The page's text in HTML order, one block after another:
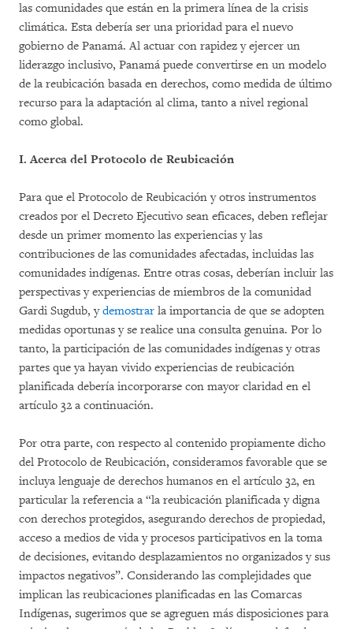
las comunidades que están en la primera línea de la crisis
climática. Esta debería ser una prioridad para el nuevo
gobierno de Panamá. Al actuar con rapidez y ejercer un
liderazgo inclusivo, Panamá puede convertirse en un modelo
de la reubicación basada en derechos, como medida de último
recurso para la adaptación al clima, tanto a nivel regional
como global.
I. Acerca del Protocolo de Reubicación
Para que el Protocolo de Reubicación y otros instrumentos
creados por el Decreto Ejecutivo sean eficaces, deben reflejar
desde un primer momento las experiencias y las
contribuciones de las comunidades afectadas, incluidas las
comunidades indígenas. Entre otras cosas, deberían incluir las
perspectivas y experiencias de miembros de la comunidad
Gardi Sugdub, ydemostrar la importancia de que se adopten
medidas oportunas y se realice una consulta genuina. Por lo
tanto, la participación de las comunidades indígenas y otras
partes que ya hayan vivido experiencias de reubicación
planificada debería incorporarse con mayor claridad en el
artículo 32 a continuación.
Por otra parte, con respecto al contenido propiamente dicho
del Protocolo de Reubicación, consideramos favorable que se
incluya lenguaje de derechos humanos en el artículo 32, en
particular la referencia a “la reubicación planificada y digna
con derechos protegidos, asegurando derechos de propiedad,
acceso a medios de vida y procesos participativos en la toma
de decisiones, evitando desplazamientos no organizados y sus
impactos negativos”. Considerando las complejidades que
implican las reubicaciones planificadas en las Comarcas
Indígenas, sugerimos que se agreguen más disposiciones para